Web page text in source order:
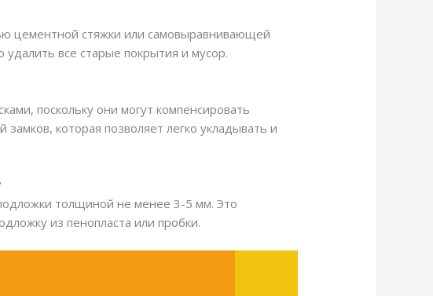
цементной стяжки или самовыравнивающей
все старые покрытия и мусор.
поскольку они могут компенсировать
которая позволяет легко укладывать и
толщиной не менее 3-5 мм. Это
из пенопласта или пробки.